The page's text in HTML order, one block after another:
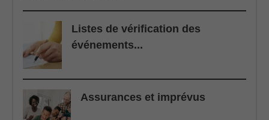
Listes de vérification des
événements...
Assurances et imprévus